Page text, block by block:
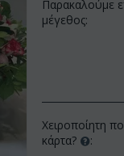
Παρακαλούμε
μέγεθος:
Χειροποίητη
κάρτα?
: